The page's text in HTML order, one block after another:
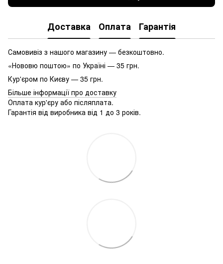
Доставка Оплата Гарантія
Самовивіз з нашого магазину — безкоштовно.
«Нововю поштою» по Україні — 35 грн.
Кур'єром по Києву — 35 грн.
Більше інформації про доставку
Оплата кур'єру або післяплата.
Гарантія від виробника від 1 до 3 років.